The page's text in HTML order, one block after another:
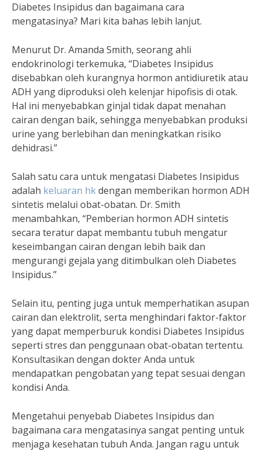
Diabetes Insipidus dan bagaimana cara
mengatasinya? Mari kita bahas lebih lanjut.
Menurut Dr. Amanda Smith, seorang ahli
endokrinologi terkemuka, “Diabetes Insipidus
disebabkan oleh kurangnya hormon antidiuretik atau
ADH yang diproduksi oleh kelenjar hipofisis di otak.
Hal ini menyebabkan ginjal tidak dapat menahan
cairan dengan baik, sehingga menyebabkan produksi
urine yang berlebihan dan meningkatkan risiko
dehidrasi.”
Salah satu cara untuk mengatasi Diabetes Insipidus
adalah keluaran hkdengan memberikan hormon ADH
sintetis melalui obat-obatan. Dr. Smith
menambahkan, “Pemberian hormon ADH sintetis
secara teratur dapat membantu tubuh mengatur
keseimbangan cairan dengan lebih baik dan
mengurangi gejala yang ditimbulkan oleh Diabetes
Insipidus.”
Selain itu, penting juga untuk memperhatikan asupan
cairan dan elektrolit, serta menghindari faktor-faktor
yang dapat memperburuk kondisi Diabetes Insipidus
seperti stres dan penggunaan obat-obatan tertentu.
Konsultasikan dengan dokter Anda untuk
mendapatkan pengobatan yang tepat sesuai dengan
kondisi Anda.
Mengetahui penyebab Diabetes Insipidus dan
bagaimana cara mengatasinya sangat penting untuk
menjaga kesehatan tubuh Anda. Jangan ragu untuk